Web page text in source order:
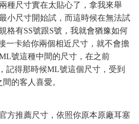
種尺寸實在太貼心了，拿我來舉
小尺寸開始試，而這時候在無法試
格有SS號跟S號，我就會猶豫如何
一卡給你兩個相近尺寸，就不會擔
號這種中間的尺寸，在之前
記得那時候ML號這個尺寸，受到
的客人喜愛。
方推薦尺寸，依照你原本原廠耳塞